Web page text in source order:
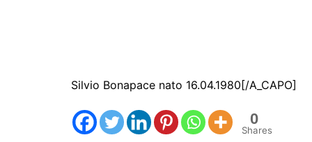
Silvio Bonapace nato 16.04.1980[/A_CAPO]
0
Shares